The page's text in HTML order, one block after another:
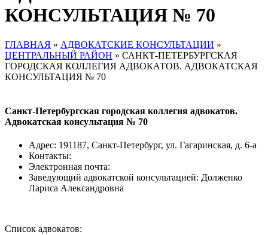
КОНСУЛЬТАЦИЯ № 70
ГЛАВНАЯ » АДВОКАТСКИЕ КОНСУЛЬТАЦИИ »
ЦЕНТРАЛЬНЫЙ РАЙОН » САНКТ-ПЕТЕРБУРГСКАЯ
ГОРОДСКАЯ КОЛЛЕГИЯ АДВОКАТОВ. АДВОКАТСКАЯ
КОНСУЛЬТАЦИЯ № 70
Санкт-Петербургская городская коллегия адвокатов.
Адвокатская консультация № 70
Адрес: 191187, Санкт-Петербург, ул. Гагаринская, д. 6-а
Контакты:
Электронная почта:
Заведующий адвокатской консультацией: Долженко
Лариса Александровна
Список адвокатов: